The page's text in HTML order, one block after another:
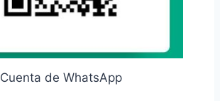
Cuenta de WhatsApp